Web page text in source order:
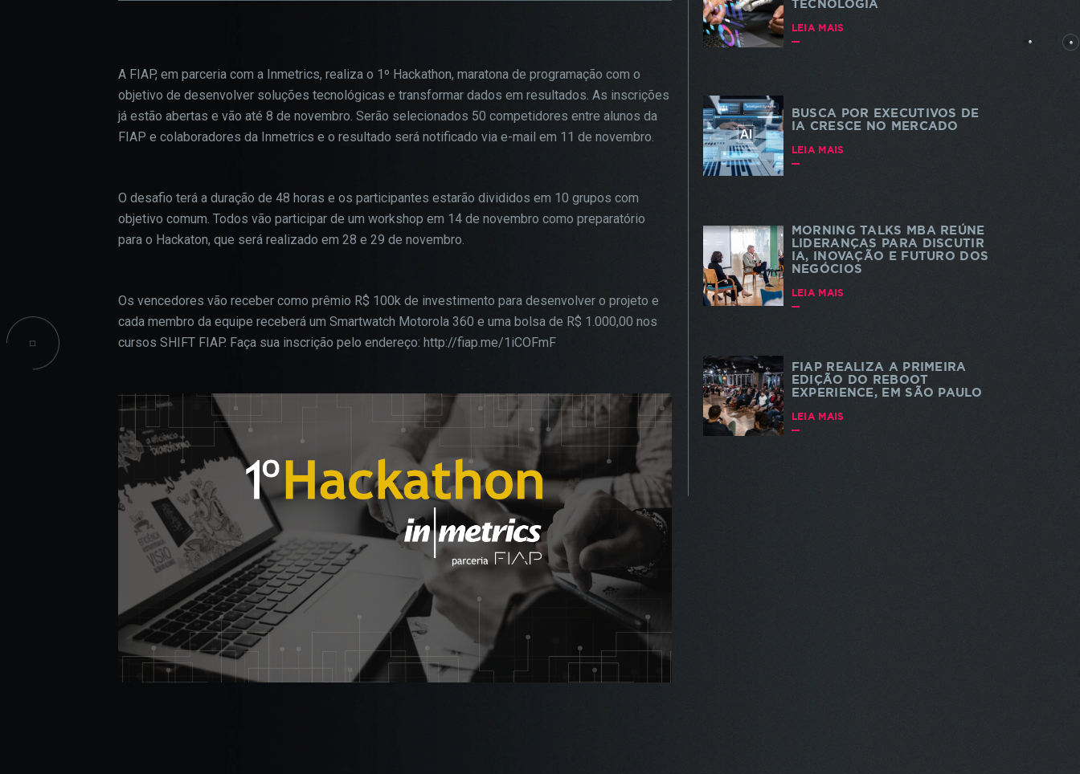
INFORMAÇÕES ACADÊMICAS
A FIAP, em parceria com a Inmetrics, realiza o 1º Hackathon, maratona de programação com o
objetivo de desenvolver soluções tecnológicas e transformar dados em resultados. As inscrições
já estão abertas e vão até 8 de novembro. Serão selecionados 50 competidores entre alunos da
FIAP e colaboradores da Inmetrics e o resultado será notificado via e-mail em 11 de novembro.
O desafio terá a duração de 48 horas e os participantes estarão divididos em 10 grupos com
objetivo comum. Todos vão participar de um workshop em 14 de novembro como preparatório
para o Hackaton, que será realizado em 28 e 29 de novembro.
Os vencedores vão receber como prêmio R$ 100k de investimento para desenvolver o projeto e
cada membro da equipe receberá um Smartwatch Motorola 360 e uma bolsa de R$ 1.000,00 nos
cursos SHIFT FIAP. Faça sua inscrição pelo endereço: http://fiap.me/1iCOFmF
TECNOLOGIA
LEIA MAIS
BUSCA POR EXECUTIVOS DE
IA CRESCE NO MERCADO
LEIA MAIS
MORNING TALKS MBA REÚNE
LIDERANÇAS PARA DISCUTIR
IA, INOVAÇÃO E FUTURO DOS
NEGÓCIOS
LEIA MAIS
FIAP REALIZA A PRIMEIRA
EDIÇÃO DO REBOOT
EXPERIENCE, EM SÃO PAULO
LEIA MAIS
configurar seu navegador para bloquear esses cookies, algumas partes
COOKIES DE PUBLICIDADE Habilitado
Estes cookies são estabelecidos por nossos parceiros de publicidade e
podem ser usados para compor um perfil sobre seus interesses e, a
informações armazenadas são baseadas na identificação exclusiva do
seu navegador e dispositivo de internet, sem armazenar diretamente
informações pessoais. Ao configurar seu navegador para bloquear
PROSSEGUIR